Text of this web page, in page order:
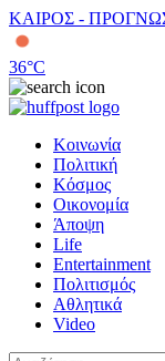
ΚΑΙΡΟΣ -
36°C
Κοινωνία
Πολιτική
Κόσμος
Οικονομία
Άποψη
Life
Entertainment
Πολιτισμός
Αθλητικά
Video